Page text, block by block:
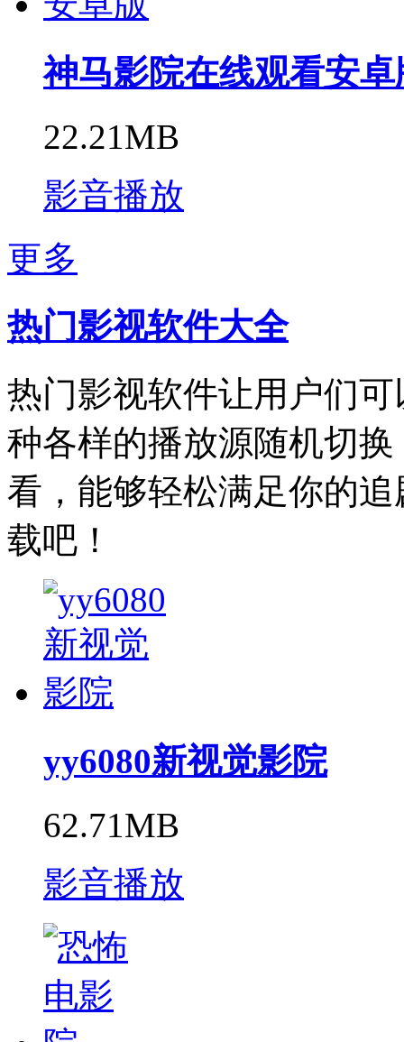
神马影院在线观看安卓
22.21MB
影音播放
更多
热门影视软件大全
热门影视软件让用户们
种各样的播放源随机切
看，能够轻松满足你的
载吧！
yy6080新视觉影院
62.71MB
影音播放